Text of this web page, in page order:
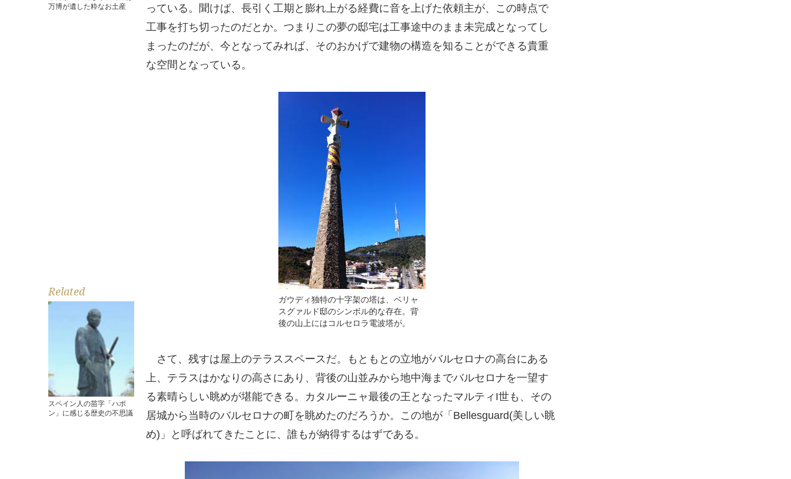
万博が遺した粋なお土産
Related
スペイン人の苗字「ハポ
ン」に感じる歴史の不思議
っている。聞けば、長引く工期と膨れ上がる経費に音を上げた依頼主が、この時点で
工事を打ち切ったのだとか。つまりこの夢の邸宅は工事途中のまま未完成となってし
まったのだが、今となってみれば、そのおかげで建物の構造を知ることができる貴重
な空間となっている。
ガウディ独特の十字架の塔は、ベリャ
スグァルド邸のシンボル的な存在。背
後の山上にはコルセロラ電波塔が。
さて、残すは屋上のテラススペースだ。もともとの立地がバルセロナの高台にある
上、テラスはかなりの高さにあり、背後の山並みから地中海までバルセロナを一望す
る素晴らしい眺めが堪能できる。カタルーニャ最後の王となったマルティI世も、その
居城から当時のバルセロナの町を眺めたのだろうか。この地が「Bellesguard(美しい眺
め)」と呼ばれてきたことに、誰もが納得するはずである。